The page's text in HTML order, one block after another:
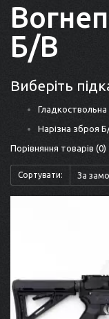
Б/В
Виберіть
Нарізна зброя
Порівняння товарів (0)
Сортувати: